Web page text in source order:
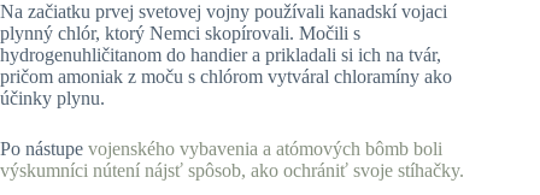
Na začiatku prvej svetovej vojny používali kanadskí vojaci
plynný chlór, ktorý Nemci skopírovali. Močili s
hydrogenuhličitanom do handier a prikladali si ich na tvár,
pričom amoniak z moču s chlórom vytváral chloramíny ako
účinky plynu.
Po nástupe vojenského vybavenia a atómových bômb boli
výskumníci nútení nájsť spôsob, ako ochrániť svoje stíhačky.